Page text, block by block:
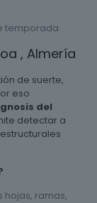
temporada
, Almería
de suerte,
eso
del
detectar a
hojas, ramas,